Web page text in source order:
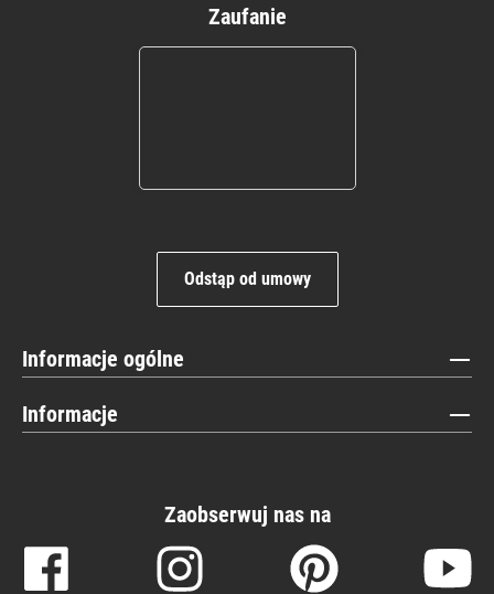
Zaufanie
Odstąp od umowy
Informacje ogólne
Informacje
Zaobserwuj nas na